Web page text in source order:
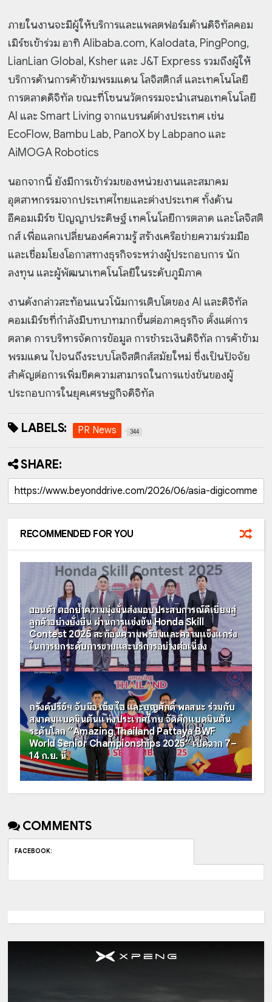
ภายในงานจะมีผู้ให้บริการและแพลตฟอร์มด้านดิจิทัลคอม
เมิร์ซเข้าร่วม อาทิ Alibaba.com, Kalodata, PingPong,
LianLian Global, Ksher และ J&T Express รวมถึงผู้ให้
บริการด้านการค้าข้ามพรมแดน โลจิสติกส์ และเทคโนโลยี
การตลาดดิจิทัล ขณะที่โซนนวัตกรรมจะนำเสนอเทคโนโลยี
AI และ Smart Living จากแบรนด์ต่างประเทศ เช่น
EcoFlow, Bambu Lab, PanoX by Labpano และ
AiMOGA Robotics
นอกจากนี้ ยังมีการเข้าร่วมของหน่วยงานและสมาคม
อุตสาหกรรมจากประเทศไทยและต่างประเทศ ทั้งด้าน
อีคอมเมิร์ซ ปัญญาประดิษฐ์ เทคโนโลยีการตลาด และโลจิสติ
กส์ เพื่อแลกเปลี่ยนองค์ความรู้ สร้างเครือข่ายความร่วมมือ
และเชื่อมโยงโอกาสทางธุรกิจระหว่างผู้ประกอบการ นัก
ลงทุน และผู้พัฒนาเทคโนโลยีในระดับภูมิภาค
งานดังกล่าวสะท้อนแนวโน้มการเติบโตของ AI และดิจิทัล
คอมเมิร์ซที่กำลังมีบทบาทมากขึ้นต่อภาคธุรกิจ ตั้งแต่การ
ตลาด การบริหารจัดการข้อมูล การชำระเงินดิจิทัล การค้าข้าม
พรมแดน ไปจนถึงระบบโลจิสติกส์สมัยใหม่ ซึ่งเป็นปัจจัย
สำคัญต่อการเพิ่มขีดความสามารถในการแข่งขันของผู้
ประกอบการในยุคเศรษฐกิจดิจิทัล
LABELS: PR News 344
SHARE:
RECOMMENDED FOR YOU
ฮอนด้า ตอกย้ำความมุ่งมั่นส่งมอบประสบการณ์ดีเยี่ยมสู่
ลูกค้าอย่างยั่งยืน ผ่านการแข่งขัน Honda Skill
Contest 2025 สะท้อนความพร้อมและความแข็งแกร่ง
ในการยกระดับการขายและบริการอย่างต่อเนื่อง
กรังด์ปรีซ์ฯ จับมือ เอ็ม ไอ และบุญศักดิ์ พลสนะ ร่วมกับ
สมาคมแบดมินตันแห่งประเทศไทย จัดศึกแบดมินตัน
ระดับโลก “Amazing Thailand Pattaya BWF
World Senior Championships 2025” เปิดฉาก 7–
14 ก.ย. นี้
COMMENTS
FACEBOOK: